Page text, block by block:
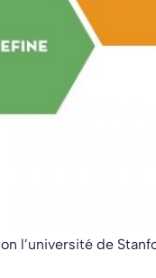
l’université de